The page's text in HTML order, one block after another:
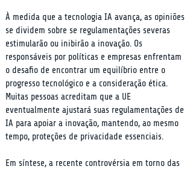
À medida que a tecnologia IA avança, as opiniões
se dividem sobre se regulamentações severas
estimularão ou inibirão a inovação. Os
responsáveis por políticas e empresas enfrentam
o desafio de encontrar um equilíbrio entre o
progresso tecnológico e a consideração ética.
Muitas pessoas acreditam que a UE
eventualmente ajustará suas regulamentações de
IA para apoiar a inovação, mantendo, ao mesmo
tempo, proteções de privacidade essenciais.
Em síntese, a recente controvérsia em torno das